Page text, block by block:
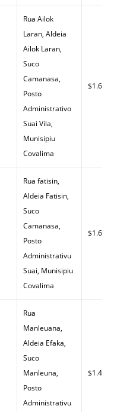
Rua Ailok
Laran, Aldeia
Ailok Laran,
Suco
Camanasa,
Posto
Administrativo
Suai Vila,
Munisipiu
Covalima
$1.60
Rua fatisin,
Aldeia Fatisin,
Suco
Camanasa,
Posto
Administrativu
Suai, Munisipiu
Covalima
$1.63
Rua
Manleuana,
Aldeia Efaka,
Suco
Manleuna,
Posto
Administrativu
$1.43